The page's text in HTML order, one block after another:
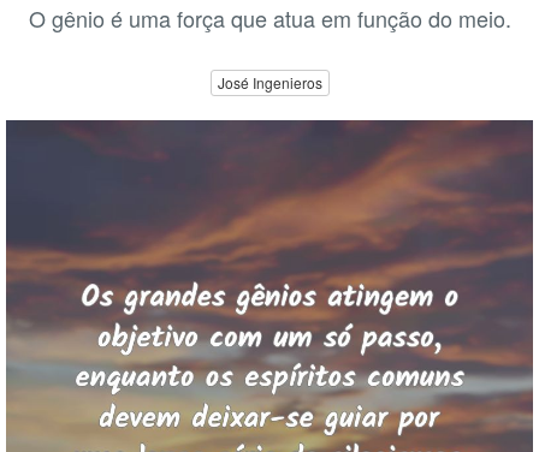
O gênio é uma força que atua em função do meio.
José Ingenieros